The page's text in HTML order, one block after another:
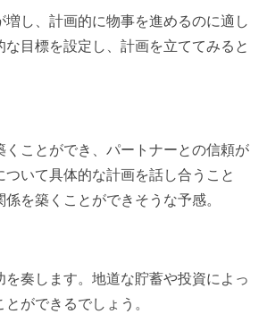
し、計画的に物事を進めるのに適し
目標を設定し、計画を立ててみると
くことができ、パートナーとの信頼が
いて具体的な計画を話し合うこと
を築くことができそうな予感。
奏します。地道な貯蓄や投資によっ
ができるでしょう。​